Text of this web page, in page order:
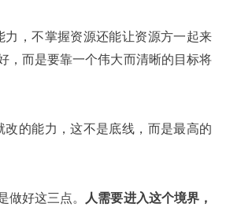
力，不掌握资源还能让资源方一起来
，而是要靠一个伟大而清晰的目标将
的能力，这不是底线，而是最高的
好这三点。 人需要进入这个境界，